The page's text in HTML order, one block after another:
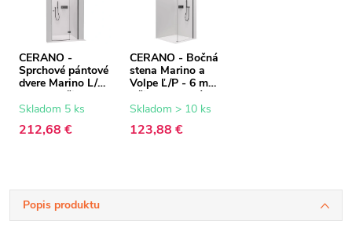
CERANO -
Sprchové pántové
dvere Marino L/P
- 6 mm - čierna
matná,
sklo - 90x190 cm
Skladom 5 ks
212,68 €
CERANO - Bočná
stena Marino a
Volpe Ľ/P - 6 mm
- čierna matná,
transparentné
Skladom > 10 ks
123,88 €
Popis produktu